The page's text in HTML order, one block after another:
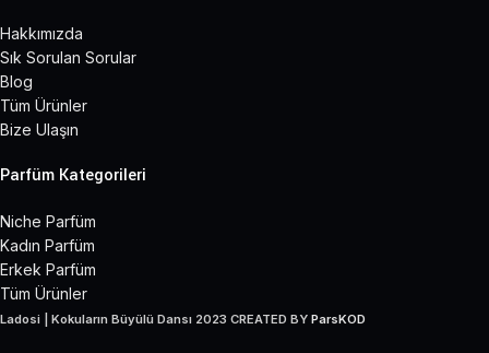
Hakkımızda
Sık Sorulan Sorular
Blog
Tüm Ürünler
Bize Ulaşın
Parfüm Kategorileri
Niche Parfüm
Kadın Parfüm
Erkek Parfüm
Tüm Ürünler
Ladosi | Kokuların Büyülü Dansı 2023 CREATED BY ParsKOD